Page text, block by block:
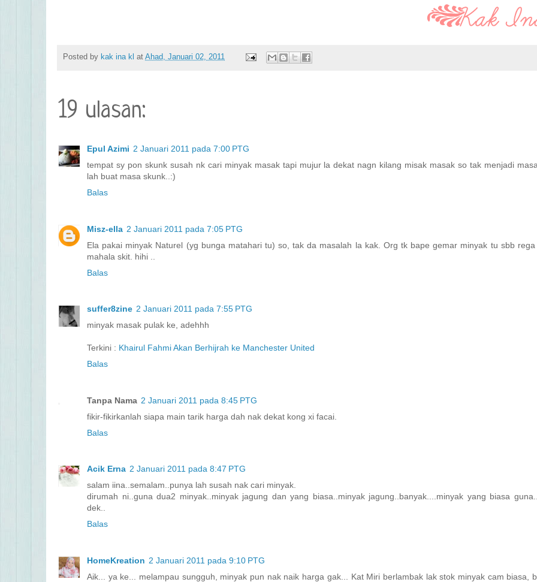
Posted by kak ina kl at Ahad, Januari 02, 2011
19 ulasan:
Epul Azimi 2 Januari 2011 pada 7:00 PTG
tempat sy pon skunk susah nk cari minyak masak tapi mujur la dekat nagn kilang misak masak so tak menjadi
lah buat masa skunk..:)
Balas
Misz-ella 2 Januari 2011 pada 7:05 PTG
Ela pakai minyak Naturel (yg bunga matahari tu) so, tak da masalah la kak. Org tk bape gemar minyak tu sbb rega
mahala skit. hihi ..
Balas
suffer8zine 2 Januari 2011 pada 7:55 PTG
minyak masak pulak ke, adehhh
Terkini : Khairul Fahmi Akan Berhijrah ke Manchester United
Balas
Tanpa Nama 2 Januari 2011 pada 8:45 PTG
fikir-fikirkanlah siapa main tarik harga dah nak dekat kong xi facai.
Balas
Acik Erna 2 Januari 2011 pada 8:47 PTG
salam iina..semalam..punya lah susah nak cari minyak.
dirumah ni..guna dua2 minyak..minyak jagung dan yang biasa..minyak jagung..banyak....minyak yang biasa
dek..
Balas
HomeKreation 2 Januari 2011 pada 9:10 PTG
Aik... ya ke... melampau sungguh, minyak pun nak naik harga gak... Kat Miri berlambak lak stok minyak cam biasa,